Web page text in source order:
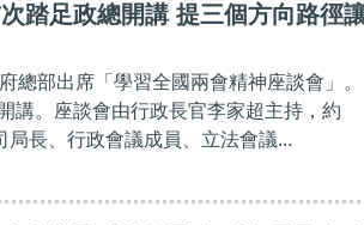
踏足政總開講 提三個方向路徑
總部出席「學習全國兩會精神座談會」。
講。座談會由行政長官李家超主持，約
長、行政會議成員、立法會議...